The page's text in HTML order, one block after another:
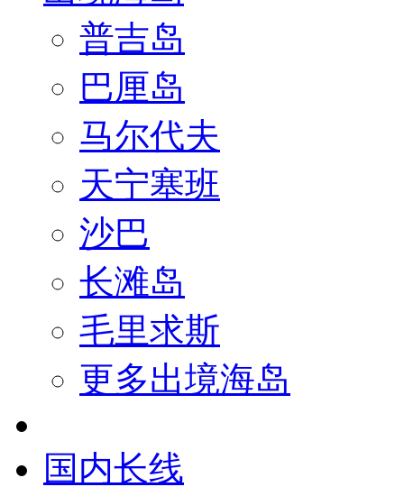
普吉岛
巴厘岛
马尔代夫
天宁塞班
沙巴
长滩岛
毛里求斯
更多出境海岛
国内长线